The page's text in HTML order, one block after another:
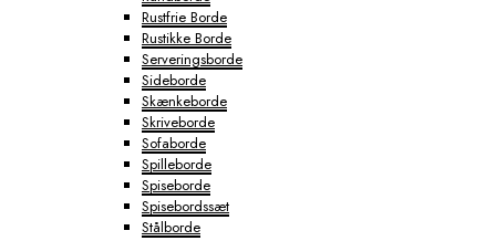
Rustfrie Borde
Rustikke Borde
Serveringsborde
Sideborde
Skænkeborde
Skriveborde
Sofaborde
Spilleborde
Spiseborde
Spisebordssæt
Stålborde